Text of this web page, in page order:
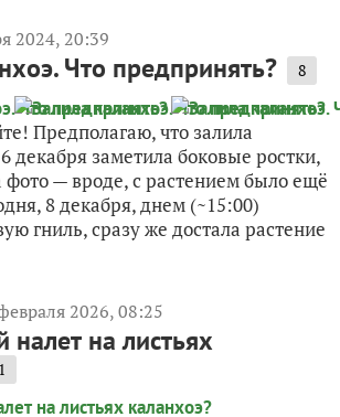
2024, 20:39
Что предпринять? 8
Предполагаю, что залила
декабря заметила боковые ростки,
фото — вроде, с растением было ещё
8 декабря, днем (~15:00)
гниль, сразу же достала растение
2026, 08:25
налет на листьях
1